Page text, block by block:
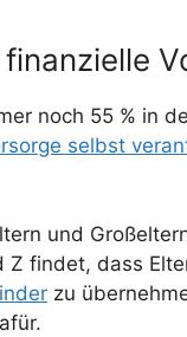
noch 55 % in
selbst
und
Z findet, dass
zu